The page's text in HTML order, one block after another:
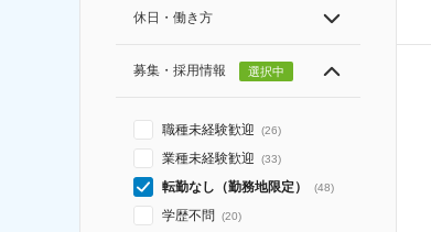
休日・働き方
募集・採用情報 選択中
職種未経験歓迎 (26)
業種未経験歓迎 (33)
転勤なし（勤務地限定） (48)
学歴不問 (20)